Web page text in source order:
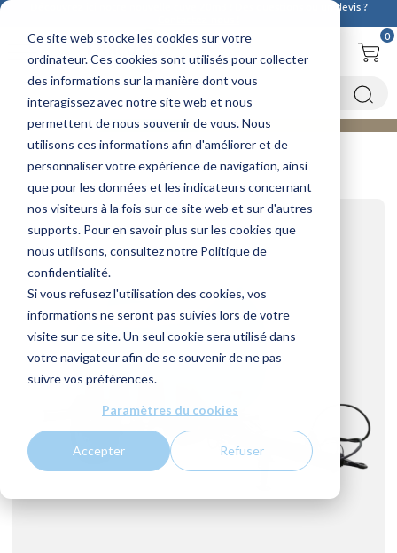
Ce site web stocke les cookies sur votre
ordinateur. Ces cookies sont utilisés pour collecter
des informations sur la manière dont vous
interagissez avec notre site web et nous
permettent de nous souvenir de vous. Nous
utilisons ces informations afin d'améliorer et de
personnaliser votre expérience de navigation, ainsi
que pour les données et les indicateurs concernant
nos visiteurs à la fois sur ce site web et sur d'autres
supports. Pour en savoir plus sur les cookies que
nous utilisons, consultez notre Politique de
confidentialité.
Si vous refusez l'utilisation des cookies, vos
informations ne seront pas suivies lors de votre
visite sur ce site. Un seul cookie sera utilisé dans
votre navigateur afin de se souvenir de ne pas
suivre vos préférences.
Paramètres du cookies
Accepter Refuser
! Des questions ou un devis ?
0
Accueil
Cuves à engrais liquide / Cuves à azote liquide
Cuve transport azote
Cuve sur châssis roulants